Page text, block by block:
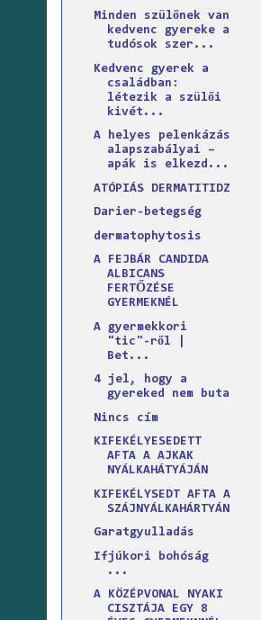
Minden szülőnek van
kedvenc gyereke a
tudósok szer...
Kedvenc gyerek a
családban:
létezik a szülői
kivét...
A helyes pelenkázás
alapszabályai –
apák is elkezd...
ATÓPIÁS DERMATITIDZ
Darier-betegség
dermatophytosis
A FEJBÁR CANDIDA
ALBICANS
FERTŐZÉSE
GYERMEKNÉL
A gyermekkori
"tic"-ről |
Bet...
4 jel, hogy a
gyereked nem buta
Nincs cím
KIFEKÉLYESEDETT
AFTA A AJKAK
NYÁLKAHÁTYÁJÁN
KIFEKÉLYSEDT AFTA A
SZÁJNYÁLKAHÁRTYÁN
Garatgyulladás
Ifjúkori bohóság
...
A KÖZÉPVONAL NYAKI
CISZTÁJA EGY 8